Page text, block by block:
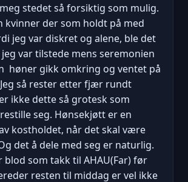
stedet så forsiktig som mulig.
kvinner der som holdt på med
jeg var diskret og alene, ble det
var tilstede mens seremonien
høner gikk omkring og ventet på
så rester etter fjær rundt
ikke dette så grotesk som
seg. Hønsekjøtt er en
kostholdet, når det skal være
det å dele med seg er naturlig.
blod som takk til AHAU(Far) før
resten til middag er vel ikke